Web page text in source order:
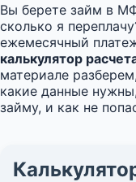
Вы берете займ в
сколько я
ежемесячный
калькулятор
материале
какие данные
займу, и как не